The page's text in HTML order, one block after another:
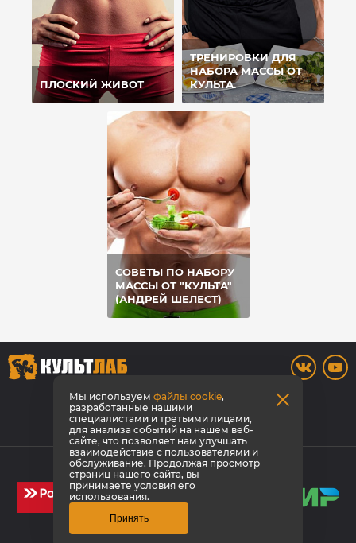
ПЛОСКИЙ ЖИВОТ
ТРЕНИРОВКИ ДЛЯ
НАБОРА МАССЫ ОТ
КУЛЬТА.
СОВЕТЫ ПО НАБОРУ
МАССЫ ОТ "КУЛЬТА"
(АНДРЕЙ ШЕЛЕСТ)
8 800 700-42-31
Заказать звонок
© КультЛаб Спортивное питание
Политика конфиденциальности
Создание сайта
Эмпирикс -продвижение сайта
Мы используемфайлы cookie,
разработанные нашими
специалистами и третьими лицами,
для анализа событий на нашем веб-
сайте, что позволяет нам улучшать
взаимодействие с пользователями и
обслуживание. Продолжая просмотр
страниц нашего сайта, вы
принимаете условия его
использования.
Принять